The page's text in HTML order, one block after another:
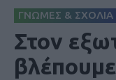
ΓΝΩΜΕΣ & ΣΧΟΛΙΑ
Στον
βλέπουμε